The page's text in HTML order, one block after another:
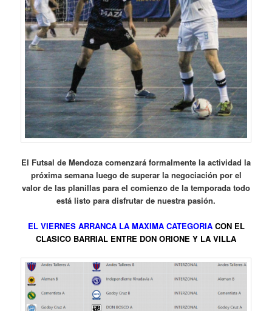
El Futsal de Mendoza comenzará formalmente la actividad la
próxima semana luego de superar la negociación por el
valor de las planillas para el comienzo de la temporada todo
está listo para disfrutar de nuestra pasión.
EL VIERNES ARRANCA LA MAXIMA CATEGORIACON EL
CLASICO BARRIAL ENTRE DON ORIONE Y LA VILLA